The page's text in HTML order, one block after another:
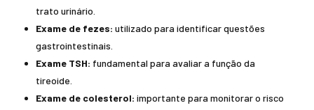
trato urinário.
Exame de fezes: utilizado para identificar questões
gastrointestinais.
Exame TSH: fundamental para avaliar a função da
tireoide.
Exame de colesterol: importante para monitorar o risco